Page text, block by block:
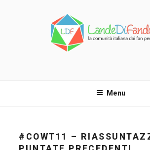
Menu
#COWT11 –